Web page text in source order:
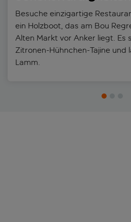
Besuche einzigartige
ein Holzboot, das am Bou
Alten Markt vor Anker liegt. Es
Zitronen-Hühnchen-Tajine und
Lamm.